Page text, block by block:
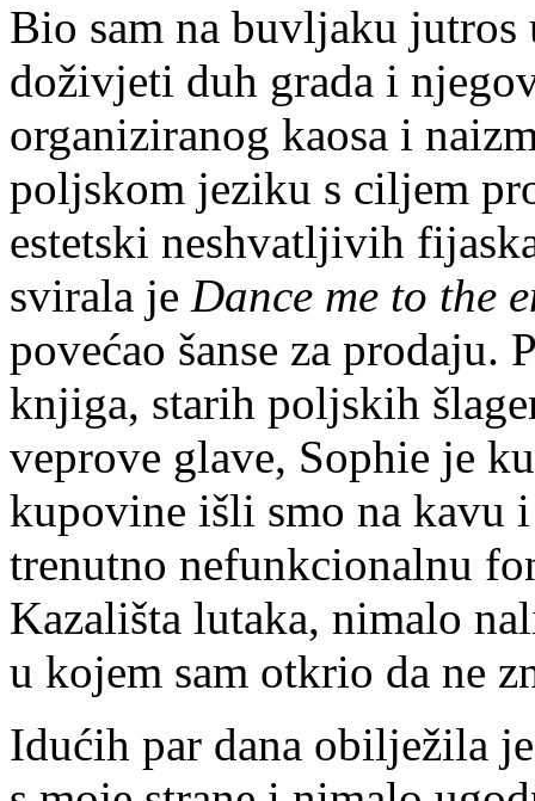
Bio sam na buvljaku
doživjeti duh grada i
organiziranog kaosa i
poljskom jeziku s ciljem
estetski neshvatljivih
svirala je Dance me to the
povećao šanse za
knjiga, starih poljskih
veprove glave, Sophie je
kupovine išli smo na kavu
trenutno nefunkcionalnu
Kazališta lutaka, nimalo
u kojem sam otkrio da ne
Idućih par dana obilježila